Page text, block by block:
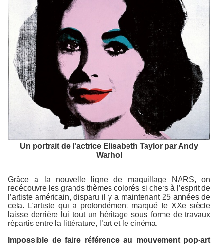
Un portrait de l'actrice Elisabeth Taylor par Andy
Warhol
Grâce à la nouvelle ligne de maquillage NARS, on
redécouvre les grands thèmes colorés si chers à l’esprit de
l’artiste américain, disparu il y a maintenant 25 années de
cela. L’artiste qui a profondément marqué le XXe siècle
laisse derrière lui tout un héritage sous forme de travaux
répartis entre la littérature, l’art et le cinéma.
Impossible de faire référence au mouvement pop-art